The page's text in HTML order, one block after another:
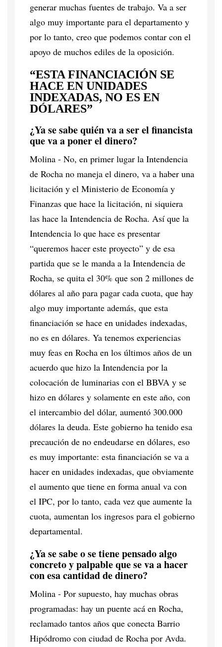
generar muchas fuentes de trabajo. Va a ser
algo muy importante para el departamento y
por lo tanto, creo que podemos contar con el
apoyo de muchos ediles de la oposición.
“ESTA FINANCIACIÓN SE
HACE EN UNIDADES
INDEXADAS, NO ES EN
DÓLARES”
¿Ya se sabe quién va a ser el financista
que va a poner el dinero?
Molina - No, en primer lugar la Intendencia
de Rocha no maneja el dinero, va a haber una
licitación y el Ministerio de Economía y
Finanzas que hace la licitación, ni siquiera
las hace la Intendencia de Rocha. Así que la
Intendencia lo que hace es presentar
“queremos hacer este proyecto” y de esa
partida que se le manda a la Intendencia de
Rocha, se quita el 30% que son 2 millones de
dólares al año para pagar cada cuota, que hay
algo muy importante además, que esta
financiación se hace en unidades indexadas,
no es en dólares. Ya tenemos experiencias
muy feas en Rocha en los últimos años de un
acuerdo que hizo la Intendencia por la
colocación de luminarias con el BBVA y se
hizo en dólares y solamente en este año, con
el intercambio del dólar, aumentó 300.000
dólares la deuda. Este gobierno ha tenido esa
precaución de no endeudarse en dólares, eso
es muy importante: esta financiación se va a
hacer en unidades indexadas, que obviamente
el aumento que tiene en forma anual va con
el IPC, por lo tanto, cada vez que aumente la
cuota, aumentan los ingresos para el gobierno
departamental.
¿Ya se sabe o se tiene pensado algo
concreto y palpable que se va a hacer
con esa cantidad de dinero?
Molina - Por supuesto, hay muchas obras
programadas: hay un puente acá en Rocha,
reclamado tantos años que conecta Barrio
Hipódromo con ciudad de Rocha por Avda.